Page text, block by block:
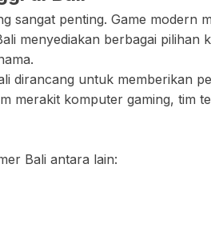
sangat penting. Game modern
menyediakan berbagai
dirancang untuk memberikan
merakit komputer gaming, tim
Bali antara lain: